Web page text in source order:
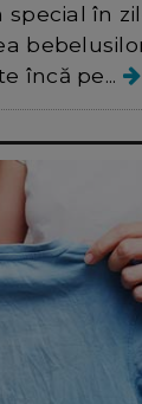
în
încă pe...